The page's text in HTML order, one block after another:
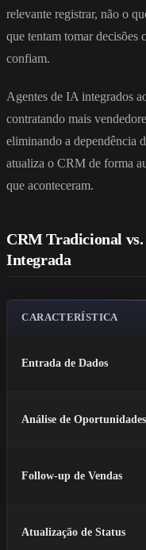
relevante registrar, não o
que tentam tomar decisões
confiam.
Agentes de IA integrados
contratando mais
eliminando a dependência
atualiza o CRM de forma
que aconteceram.
CRM Tradicional
Integrada
CARACTERÍSTICA
Entrada de Dados
Análise de Oportunidades
Follow-up de Vendas
Atualização de Status